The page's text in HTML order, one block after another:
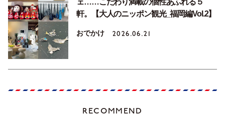
ェ……こだわり満載の個性あふれる５
軒。【大人のニッポン観光_福岡編Vol.2】
おでかけ 2026.06.21
RECOMMEND